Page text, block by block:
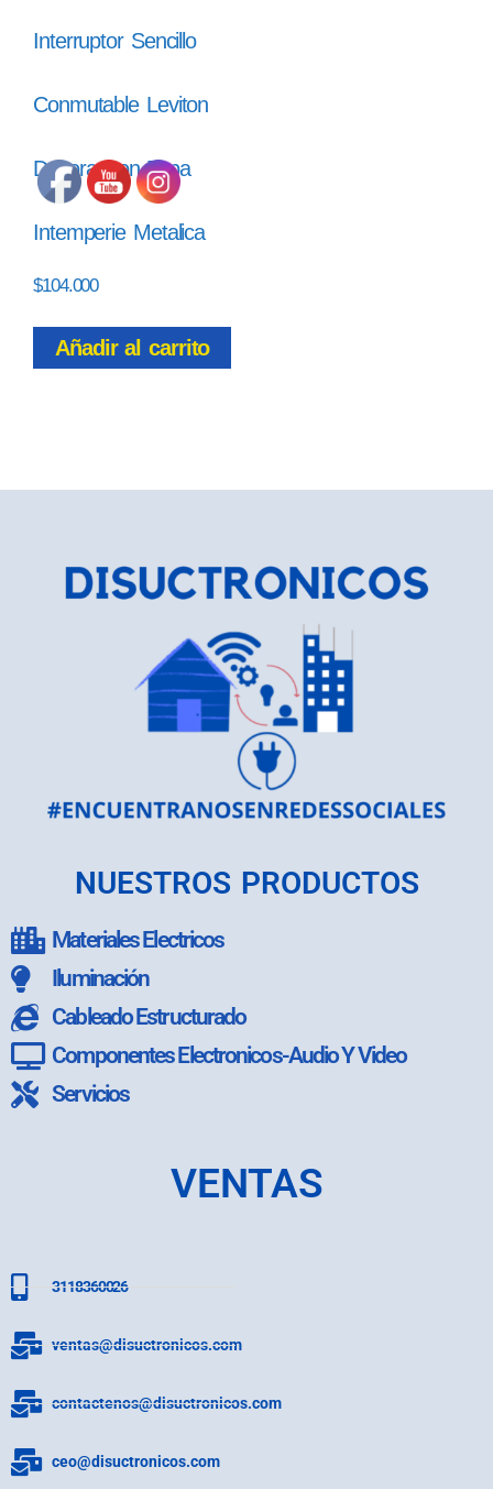
Interruptor Sencillo
Conmutable Leviton
Decora Con Tapa
Intemperie Metalica
$104.000
Añadir al carrito
NUESTROS PRODUCTOS
Materiales Electricos
Iluminación
Cableado Estructurado
Componentes Electronicos-Audio Y Video
Servicios
VENTAS
3118360026
ventas@disuctronicos.com
contactenos@disuctronicos.com
ceo@disuctronicos.com